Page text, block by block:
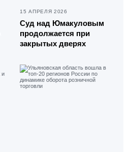
15 АПРЕЛЯ 2026
Суд над Юмакуловым
продолжается при
закрытых дверях